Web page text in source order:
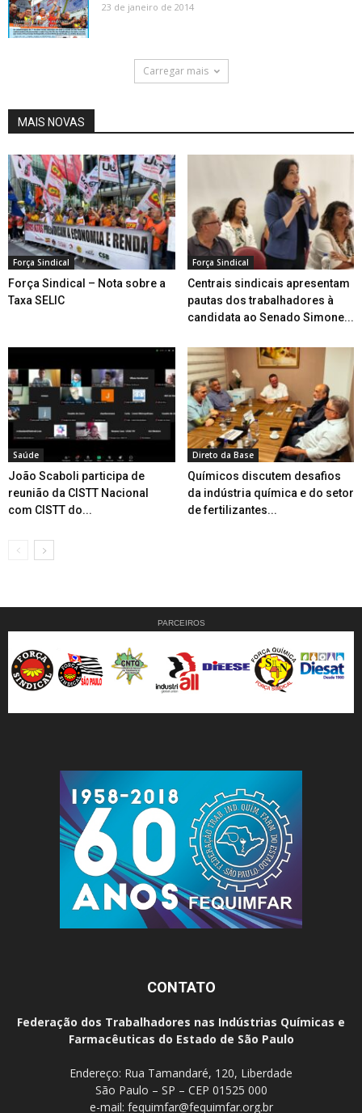
23 de janeiro de 2014
Carregar mais
MAIS NOVAS
Força Sindical
Força Sindical – Nota sobre a
Taxa SELIC
Força Sindical
Centrais sindicais apresentam
pautas dos trabalhadores à
candidata ao Senado Simone...
Saúde
João Scaboli participa de
reunião da CISTT Nacional
com CISTT do...
Direto da Base
Químicos discutem desafios
da indústria química e do setor
de fertilizantes...
PARCEIROS
CONTATO
Federação dos Trabalhadores nas Indústrias Químicas e
Farmacêuticas do Estado de São Paulo
Endereço: Rua Tamandaré, 120, Liberdade
São Paulo – SP – CEP 01525 000
e-mail: fequimfar@fequimfar.org.br